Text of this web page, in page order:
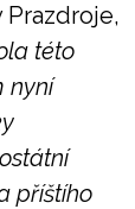
Prazdroje,
této
nyní
příštího